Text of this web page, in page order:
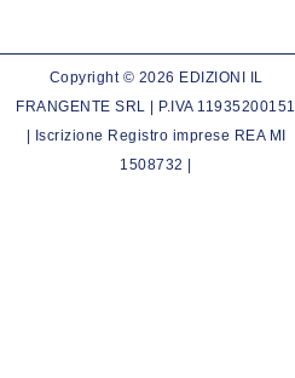
Copyright © 2026 EDIZIONI IL
FRANGENTE SRL | P.IVA 11935200151
| Iscrizione Registro imprese REA MI
1508732 |